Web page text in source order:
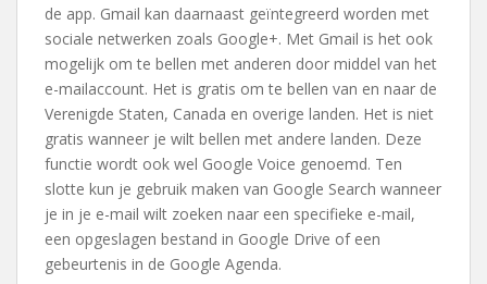
de app. Gmail kan daarnaast geïntegreerd worden met
sociale netwerken zoals Google+. Met Gmail is het ook
mogelijk om te bellen met anderen door middel van het
e-mailaccount. Het is gratis om te bellen van en naar de
Verenigde Staten, Canada en overige landen. Het is niet
gratis wanneer je wilt bellen met andere landen. Deze
functie wordt ook wel Google Voice genoemd. Ten
slotte kun je gebruik maken van Google Search wanneer
je in je e-mail wilt zoeken naar een specifieke e-mail,
een opgeslagen bestand in Google Drive of een
gebeurtenis in de Google Agenda.